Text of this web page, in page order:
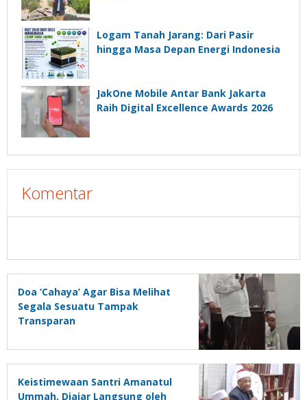
Logam Tanah Jarang: Dari Pasir
hingga Masa Depan Energi Indonesia
JakOne Mobile Antar Bank Jakarta
Raih Digital Excellence Awards 2026
Komentar
Doa ‘Cahaya’ Agar Bisa Melihat
Segala Sesuatu Tampak
Transparan
Keistimewaan Santri Amanatul
Ummah, Diajar Langsung oleh